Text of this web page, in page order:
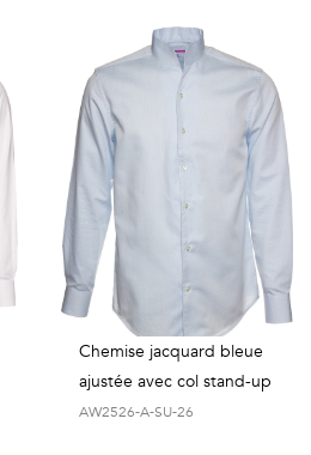
Chemise jacquard bleue
ajustée avec col stand-up
AW2526-A-SU-26